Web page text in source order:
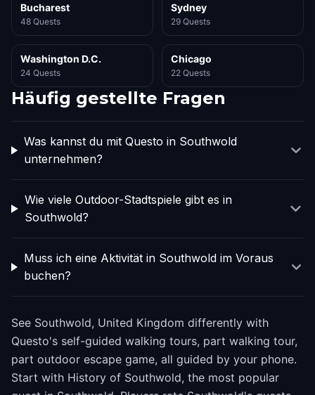
Bucharest
48 Quests
Sydney
29 Quests
Washington D.C.
24 Quests
Chicago
22 Quests
Häufig gestellte Fragen
Was kannst du mit Questo in Southwold
unternehmen?
Wie viele Outdoor-Stadtspiele gibt es in
Southwold?
Muss ich eine Aktivität in Southwold im Voraus
buchen?
See Southwold, United Kingdom differently with
Questo's self-guided walking tours, part walking tour,
part outdoor escape game, all guided by your phone.
Start with History of Southwold, the most popular